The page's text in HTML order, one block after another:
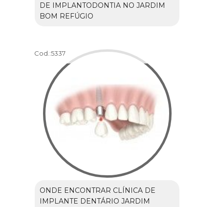
DE IMPLANTODONTIA NO JARDIM
BOM REFÚGIO
Cod.:5337
ONDE ENCONTRAR CLÍNICA DE
IMPLANTE DENTÁRIO JARDIM